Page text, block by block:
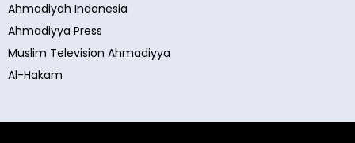
Ahmadiyah Indonesia
Ahmadiyya Press
Muslim Television Ahmadiyya
Al-Hakam